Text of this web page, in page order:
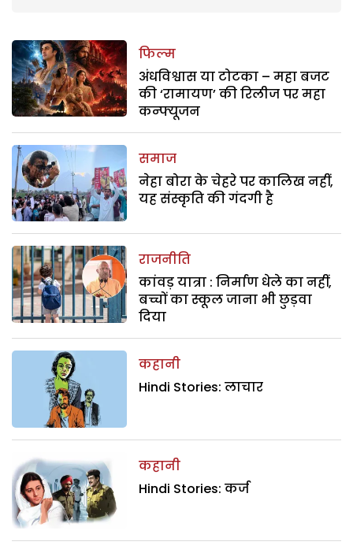
फिल्म
अंधविश्वास या टोटका – महा बजट
की ‘रामायण’ की रिलीज पर महा
कन्फ्यूजन
समाज
नेहा बोरा के चेहरे पर कालिख नहीं,
यह संस्कृति की गंदगी है
राजनीति
कांवड़ यात्रा : निर्माण धेले का नहीं,
बच्चों का स्कूल जाना भी छुड़वा
दिया
कहानी
Hindi Stories: लाचार
कहानी
Hindi Stories: कर्ज